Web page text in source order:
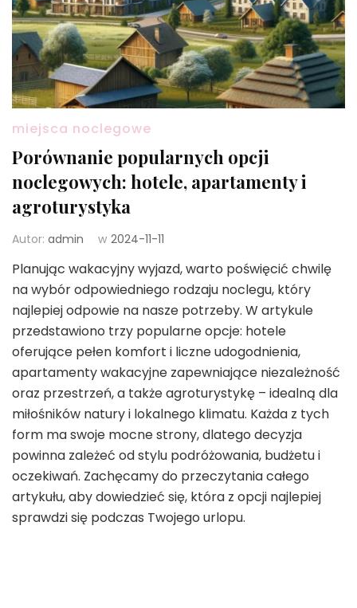
miejsca noclegowe
Porównanie popularnych opcji
noclegowych: hotele, apartamenty i
agroturystyka
Autor: admin w 2024-11-11
Planując wakacyjny wyjazd, warto poświęcić chwilę
na wybór odpowiedniego rodzaju noclegu, który
najlepiej odpowie na nasze potrzeby. W artykule
przedstawiono trzy popularne opcje: hotele
oferujące pełen komfort i liczne udogodnienia,
apartamenty wakacyjne zapewniające niezależność
oraz przestrzeń, a także agroturystykę – idealną dla
miłośników natury i lokalnego klimatu. Każda z tych
form ma swoje mocne strony, dlatego decyzja
powinna zależeć od stylu podróżowania, budżetu i
oczekiwań. Zachęcamy do przeczytania całego
artykułu, aby dowiedzieć się, która z opcji najlepiej
sprawdzi się podczas Twojego urlopu.